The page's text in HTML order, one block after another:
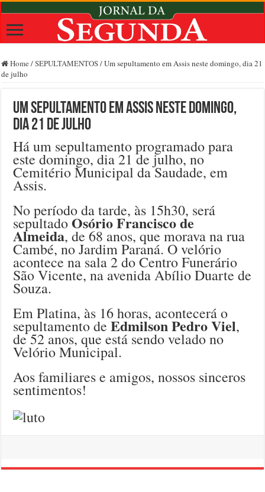
Home /SEPULTAMENTOS/Um sepultamento em Assis neste domingo, dia 21
de julho
Um sepultamento em Assis neste domingo,
dia 21 de julho
Há um sepultamento programado para
este domingo, dia 21 de julho, no
Cemitério Municipal da Saudade, em
Assis.
No período da tarde, às 15h30, será
sepultadoOsório Francisco de
Almeida, de 68 anos, que morava na rua
Cambé, no Jardim Paraná. O velório
acontece na sala 2 do Centro Funerário
São Vicente, na avenida Abílio Duarte de
Souza.
Em Platina, às 16 horas, acontecerá o
sepultamento deEdmilson Pedro Viel,
de 52 anos, que está sendo velado no
Velório Municipal.
Aos familiares e amigos, nossos sinceros
sentimentos!